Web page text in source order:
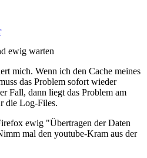
ewig warten
mich. Wenn ich den Cache meines
das Problem sofort wieder
Fall, dann liegt das Problem am
die Log-Files.
ewig "Übertragen der Daten
mal den youtube-Kram aus der